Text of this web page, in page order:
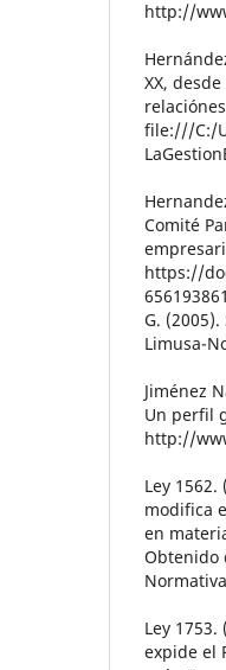
http://
XX,
file:///C:/
Comité
https://
G.
Limusa-
Jiménez
Un perfil
http://
Ley
modifica
en
Obtenido
Ley
expide el